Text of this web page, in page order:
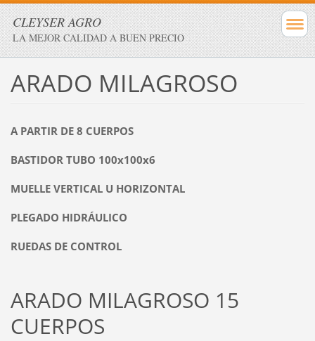
CLEYSER AGRO
LA MEJOR CALIDAD A BUEN PRECIO
ARADO MILAGROSO
A PARTIR DE 8 CUERPOS
BASTIDOR TUBO 100x100x6
MUELLE VERTICAL U HORIZONTAL
PLEGADO HIDRÁULICO
RUEDAS DE CONTROL
ARADO MILAGROSO 15
CUERPOS